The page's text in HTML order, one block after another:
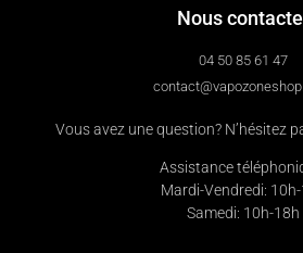
Nous
04 50 85 61 47
Vous avez une question? N’hésitez
Assistance
Mardi-Vendredi:
Samedi: 10h-18h